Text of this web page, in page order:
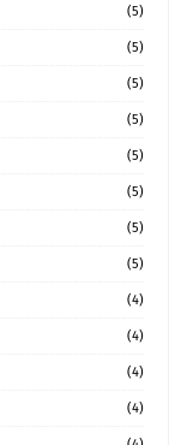
(5)
(5)
(5)
(5)
(5)
(5)
(5)
(5)
(4)
(4)
(4)
(4)